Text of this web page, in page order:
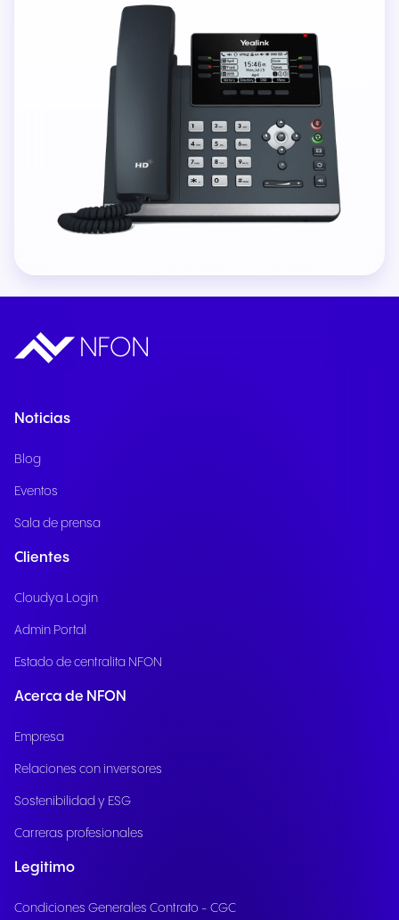
Noticias
Blog
Eventos
Sala de prensa
Clientes
Cloudya Login
Admin Portal
Estado de centralita NFON
Acerca de NFON
Empresa
Relaciones con inversores
Sostenibilidad y ESG
Carreras profesionales
Legitimo
Condiciones Generales Contrato - CGC